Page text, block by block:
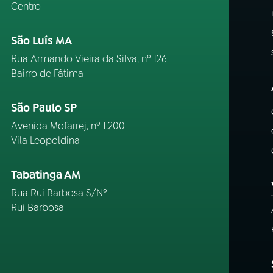
Centro
São Luís MA
Rua Armando Vieira da Silva, nº 126
Bairro de Fátima
São Paulo SP
Avenida Mofarrej, nº 1.200
Vila Leopoldina
Tabatinga AM
Rua Rui Barbosa S/Nº
Rui Barbosa